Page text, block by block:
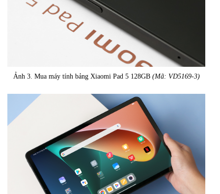
Ảnh 3. Mua máy tính bảng Xiaomi Pad 5 128GB (Mã: VD5169-3)